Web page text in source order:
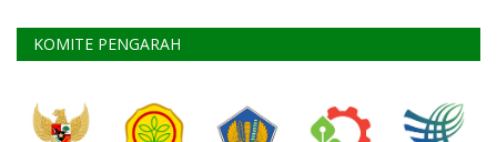
KOMITE PENGARAH